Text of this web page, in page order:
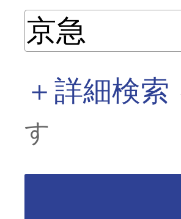
＋詳細検索
す